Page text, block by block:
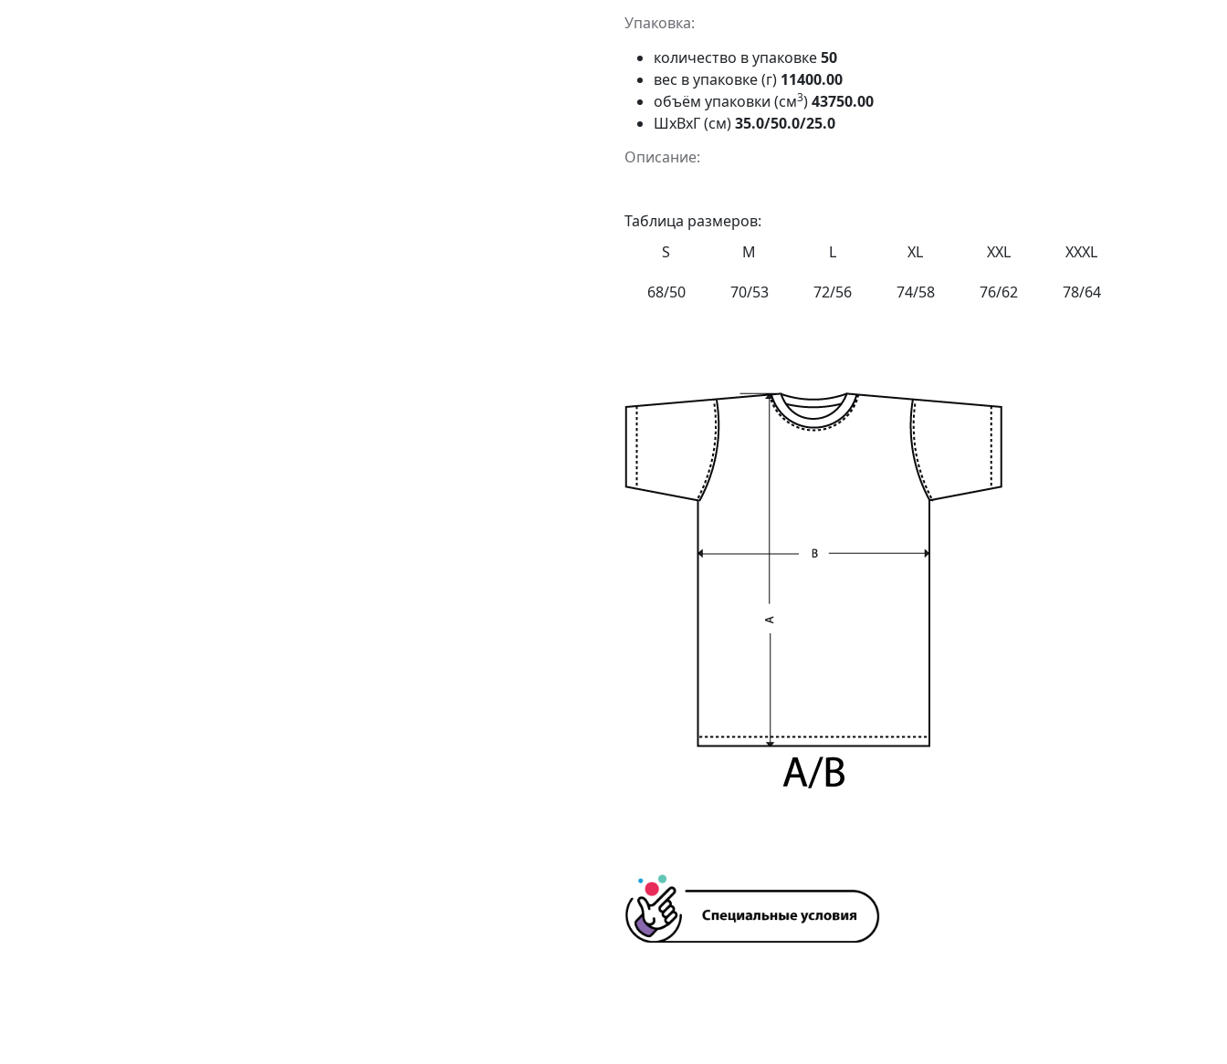
Упаковка:
количество в упаковке50
вес в упаковке (г) 11400.00
объём упаковки (см3)43750.00
ШxВxГ (см)35.0/50.0/25.0
Описание:
Таблица размеров:
S
M L XL XXL
XXXL
68/50
70/53 72/56 74/58 76/62 78/64